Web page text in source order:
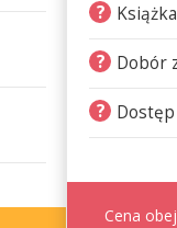
?
? Dobór
?
Cena